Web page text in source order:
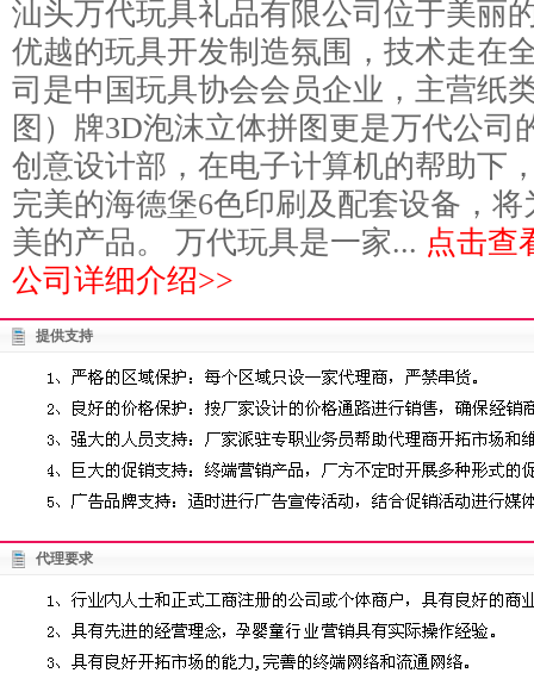
汕头万代玩具礼品有限公司位于美
优越的玩具开发制造氛围，技术走在
司是中国玩具协会会员企业，主营纸
图）牌3D泡沫立体拼图更是万代公司
创意设计部，在电子计算机的帮助下
完美的海德堡6色印刷及配套设备，
美的产品。 万代玩具是一家... 点击查
公司详细介绍>>
提供支持
代理要求